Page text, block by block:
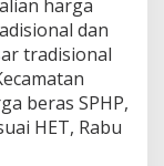
harga
dan
tradisional
beras SPHP,
HET, Rabu